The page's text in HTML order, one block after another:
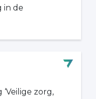
in de
zorg,